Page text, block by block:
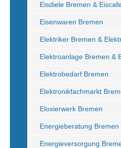
Eisdiele Bremen &
Eisenwaren Bremen
Elektriker Bremen &
Elektroanlage Bremen &
Elektrobedarf Bremen
Elektronikfachmarkt
Eloxierwerk Bremen
Energieberatung Bremen
Energieversorgung